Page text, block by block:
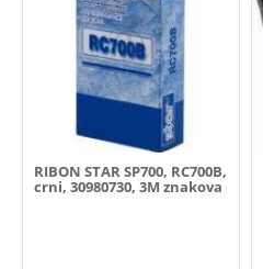
RIBON STAR SP700, RC700B,
crni, 30980730, 3M znakova